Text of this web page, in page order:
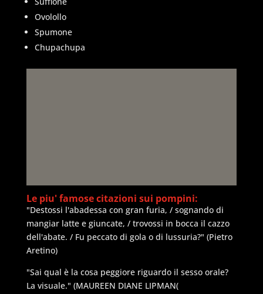
Ovolollo
Spumone
Chupachupa
Le piu' famose citazioni sui pompini:
"Destossi l'abadessa con gran furia, / sognando di
mangiar latte e giuncate, / trovossi in bocca il cazzo
dell'abate. / Fu peccato di gola o di lussuria?" (Pietro
Aretino)
"Sai qual è la cosa peggiore riguardo il sesso orale?
La visuale." (MAUREEN DIANE LIPMAN(